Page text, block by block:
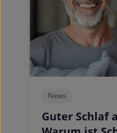
News
Guter Schlaf